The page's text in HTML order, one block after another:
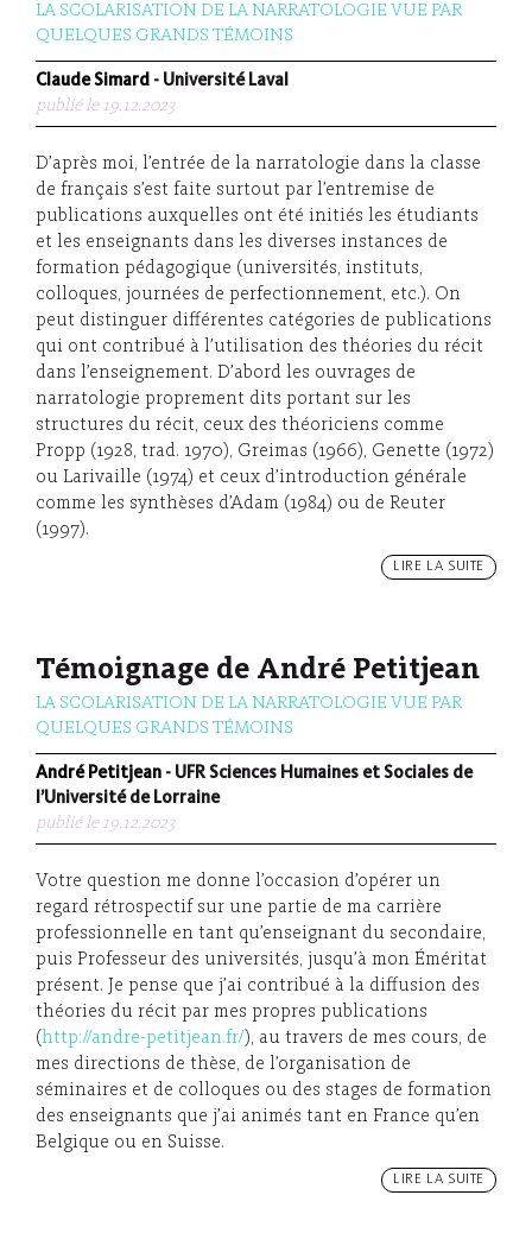
LA SCOLARISATION DE LA NARRATOLOGIE VUE PAR
QUELQUES GRANDS TÉMOINS
Claude Simard - Université Laval
publié le 19.12.2023
D’après moi, l’entrée de la narratologie dans la classe
de français s’est faite surtout par l’entremise de
publications auxquelles ont été initiés les étudiants
et les enseignants dans les diverses instances de
formation pédagogique (universités, instituts,
colloques, journées de perfectionnement, etc.). On
peut distinguer différentes catégories de publications
qui ont contribué à l’utilisation des théories du récit
dans l’enseignement. D’abord les ouvrages de
narratologie proprement dits portant sur les
structures du récit, ceux des théoriciens comme
Propp (1928, trad. 1970), Greimas (1966), Genette (1972)
ou Larivaille (1974) et ceux d’introduction générale
comme les synthèses d’Adam (1984) ou de Reuter
(1997).
LIRE LA SUITE
Témoignage de André Petitjean
LA SCOLARISATION DE LA NARRATOLOGIE VUE PAR
QUELQUES GRANDS TÉMOINS
André Petitjean - UFR Sciences Humaines et Sociales de
l’Université de Lorraine
publié le 19.12.2023
Votre question me donne l’occasion d’opérer un
regard rétrospectif sur une partie de ma carrière
professionnelle en tant qu’enseignant du secondaire,
puis Professeur des universités, jusqu’à mon Éméritat
présent. Je pense que j’ai contribué à la diffusion des
théories du récit par mes propres publications
(http://andre-petitjean.fr/), au travers de mes cours, de
mes directions de thèse, de l’organisation de
séminaires et de colloques ou des stages de formation
des enseignants que j’ai animés tant en France qu’en
Belgique ou en Suisse.
LIRE LA SUITE